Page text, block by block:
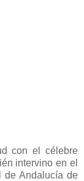
con el célebre
intervino en el
de Andalucía de